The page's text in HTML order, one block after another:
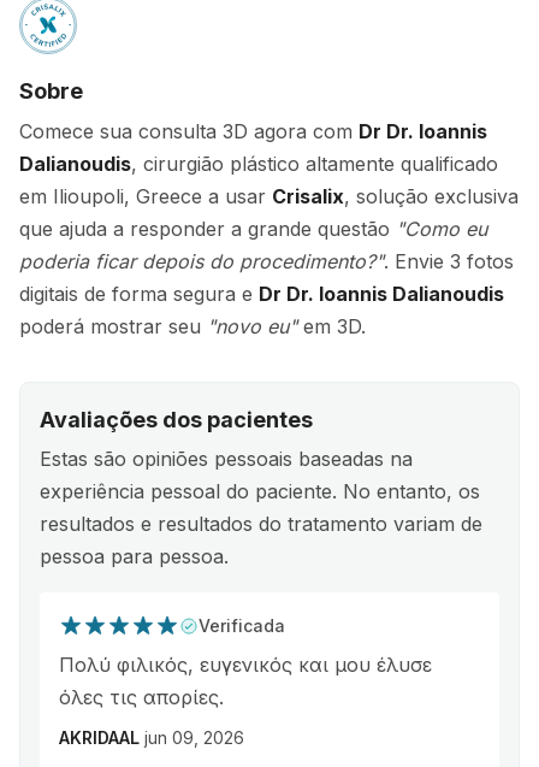
Sobre
Comece sua consulta 3D agora com Dr Dr. Ioannis
Dalianoudis, cirurgião plástico altamente qualificado
em Ilioupoli, Greece a usar Crisalix, solução exclusiva
que ajuda a responder a grande questão "Como eu
poderia ficar depois do procedimento?". Envie 3 fotos
digitais de forma segura e Dr Dr. Ioannis Dalianoudis
poderá mostrar seu "novo eu"em 3D.
Avaliações dos pacientes
Estas são opiniões pessoais baseadas na
experiência pessoal do paciente. No entanto, os
resultados e resultados do tratamento variam de
pessoa para pessoa.
Verificada
Πολύ φιλικός, ευγενικός και μου έλυσε
όλες τις απορίες.
AKRIDAAL jun 09, 2026